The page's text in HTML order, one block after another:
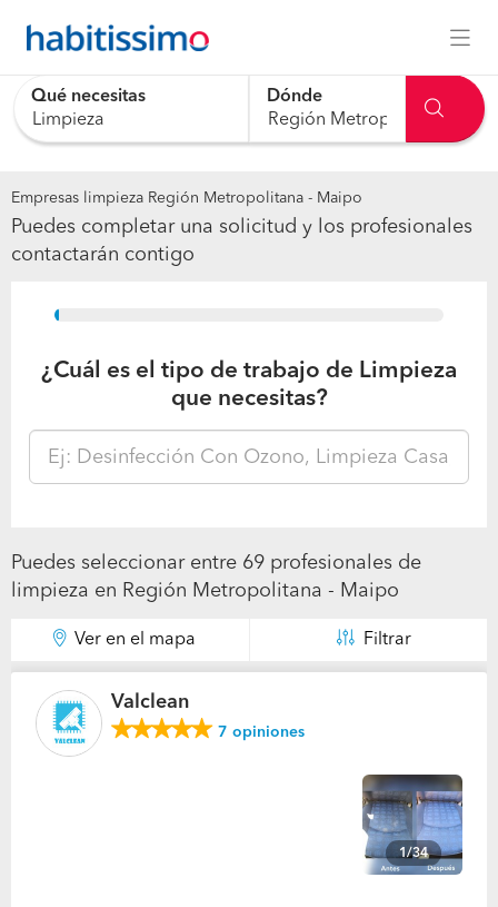
Qué necesitas Dónde
Empresas limpieza Región Metropolitana - Maipo
Puedes completar una solicitud y los profesionales
contactarán contigo
15%
¿Cuál es el tipo de trabajo de Limpieza
que necesitas?
Puedes seleccionar entre 69 profesionales de
limpieza en Región Metropolitana - Maipo
Ver en el mapa Filtrar
Valclean
7 opiniones
1/34